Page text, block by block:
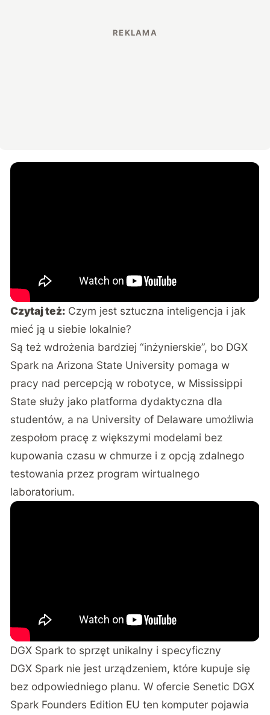
Czytaj też: Czym jest sztuczna inteligencja i jak
mieć ją u siebie lokalnie?
Są też wdrożenia bardziej “inżynierskie”, bo DGX
Spark na Arizona State University pomaga w
pracy nad percepcją w robotyce, w Mississippi
State służy jako platforma dydaktyczna dla
studentów, a na University of Delaware umożliwia
zespołom pracę z większymi modelami bez
kupowania czasu w chmurze i z opcją zdalnego
testowania przez program wirtualnego
laboratorium.
DGX Spark to sprzęt unikalny i specyficzny
DGX Spark nie jest urządzeniem, które kupuje się
bez odpowiedniego planu. W ofercie Senetic DGX
Spark Founders Edition EU ten komputer pojawia